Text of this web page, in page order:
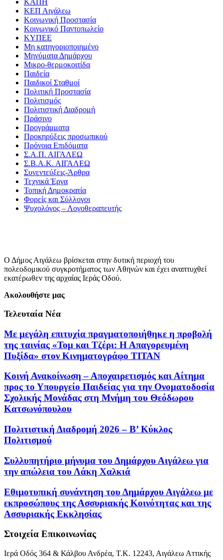
ΚΑΠΗ
ΚΕΠ Αιγάλεω
Κοινωνική Προστασία
Κοινωνικό Παντοπωλείο
ΚΥΠΕΕ
Μη κατηγοριοποιημένο
Μηνύματα Δημάρχου
Μικρο-θερμοκοιτίδα
Παιδεία
Παιδικοί Σταθμοί
Πολιτική Προστασία
Πολιτισμός
Πολιτιστική Διαδρομή
Πράσινο
Προγράμματα
Προκηρύξεις προσωπικού
Πρόνοια Επιδόματα
Σ.Α.Π. ΑΙΓΑΛΕΩ
Σ.Β.Α.Κ. ΑΙΓΑΛΕΩ
Συνεντεύξεις-Άρθρα
Τεχνικά Έργα
Τοπική Δημοκρατία
Φορείς και Σύλλογοι
Ψυχολόγος – Λογοθεραπευτής
Ο Δήμος Αιγάλεω βρίσκεται στην δυτική περιοχή του
πολεοδομικού συγκροτήματος των Αθηνών και έχει αναπτυχθεί
εκατέρωθεν της αρχαίας Ιεράς Οδού.
Ακολουθήστε μας
Τελευταία Νέα
Με μεγάλη επιτυχία πραγματοποιήθηκε η προβολή
της ταινίας «Τομ και Τζέρι: Η Απαγορευμένη
Πυξίδα» στον Κινηματογράφο ΤΙΤΑΝ
Κοινή Ανακοίνωση – Αποχαιρετισμός και Αίτημα
προς το Υπουργείο Παιδείας για την Ονοματοδοσία
Σχολικής Μονάδας στη Μνήμη του Θεόδωρου
Κατσωνόπουλου
Πολιτιστική Διαδρομή 2026 – Β’ Κύκλος
Πολιτισμού
Συλλυπητήριο μήνυμα του Δημάρχου Αιγάλεω για
την απώλεια του Λάκη Χαλκιά
Εθιμοτυπική συνάντηση του Δημάρχου Αιγάλεω με
εκπροσώπους της Ασσυριακής Κοινότητας και της
Ασσυριακής Εκκλησίας
Στοιχεία Επικοινωνίας
Ιερά Οδός 364 & Κάλβου Ανδρέα, Τ.Κ. 12243, Αιγάλεω Αττικής